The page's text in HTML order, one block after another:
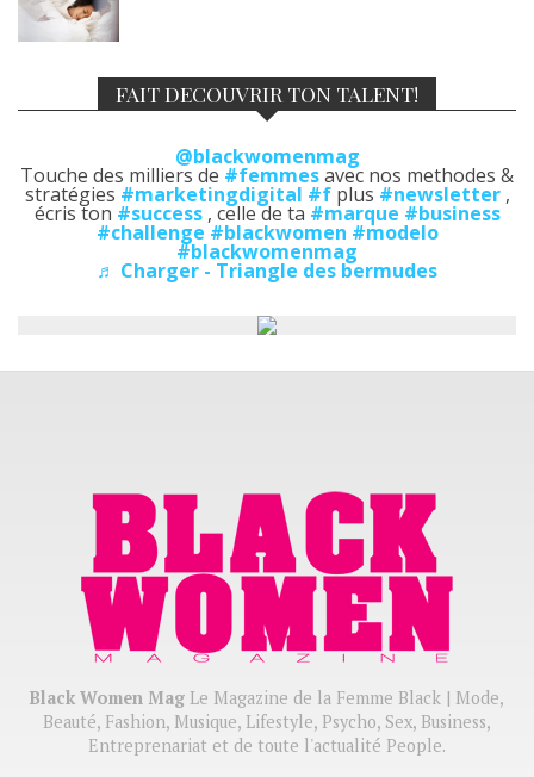
FAIT DECOUVRIR TON TALENT!
@blackwomenmag
Touche des milliers de #femmesavec nos methodes &
stratégies #marketingdigital #fplus #newsletter,
écris ton #success, celle de ta #marque #business
#challenge #blackwomen #modelo
#blackwomenmag
♬ Charger - Triangle des bermudes
Black Women Mag Le Magazine de la Femme Black | Mode,
Beauté, Fashion, Musique, Lifestyle, Psycho, Sex, Business,
Entreprenariat et de toute l'actualité People.